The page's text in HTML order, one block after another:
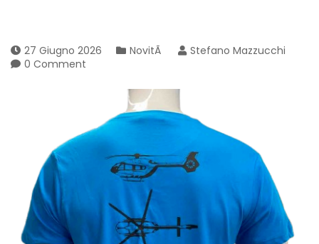
27 Giugno 2026 NovitÃ
Stefano Mazzucchi
0 Comment